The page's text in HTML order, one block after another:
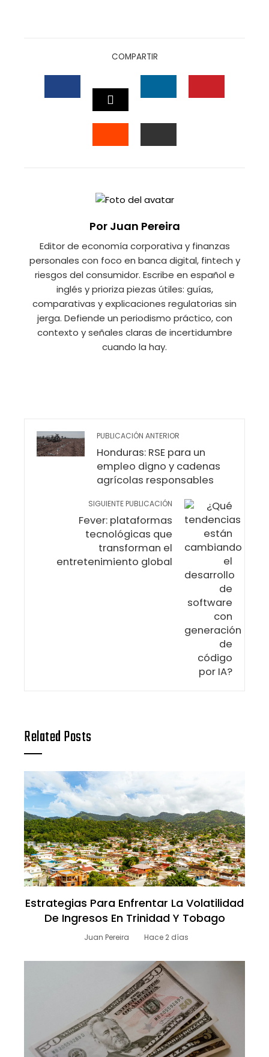
COMPARTIR
FACEBOOK
TWITTER
Por Juan Pereira
Editor de economía corporativa y finanzas
personales con foco en banca digital, fintech y
riesgos del consumidor. Escribe en español e
inglés y prioriza piezas útiles: guías,
comparativas y explicaciones regulatorias sin
jerga. Defiende un periodismo práctico, con
contexto y señales claras de incertidumbre
cuando la hay.
PUBLICACIÓN ANTERIOR
Honduras: RSE para un
empleo digno y cadenas
agrícolas responsables
SIGUIENTE PUBLICACIÓN
Fever: plataformas
tecnológicas que
transforman el
entretenimiento global
Related Posts
Estrategias Para Enfrentar La Volatilidad
De Ingresos En Trinidad Y Tobago
Juan Pereira Hace 2 días